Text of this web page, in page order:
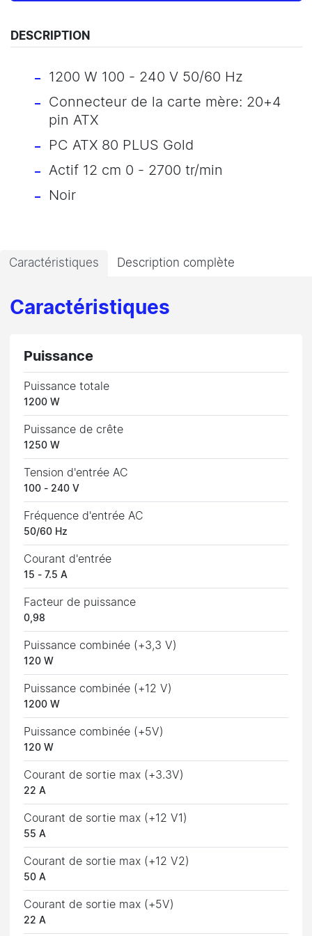
DESCRIPTION
1200 W 100 - 240 V 50/60 Hz
Connecteur de la carte mère: 20+4
pin ATX
PC ATX 80 PLUS Gold
Actif 12 cm 0 - 2700 tr/min
Noir
Caractéristiques Description complète
Caractéristiques
Puissance
Puissance totale
1200 W
Puissance de crête
1250 W
Tension d'entrée AC
100 - 240 V
Fréquence d'entrée AC
50/60 Hz
Courant d'entrée
15 - 7.5 A
Facteur de puissance
0,98
Puissance combinée (+3,3 V)
120 W
Puissance combinée (+12 V)
1200 W
Puissance combinée (+5V)
120 W
Courant de sortie max (+3.3V)
22 A
Courant de sortie max (+12 V1)
55 A
Courant de sortie max (+12 V2)
50 A
Courant de sortie max (+5V)
22 A